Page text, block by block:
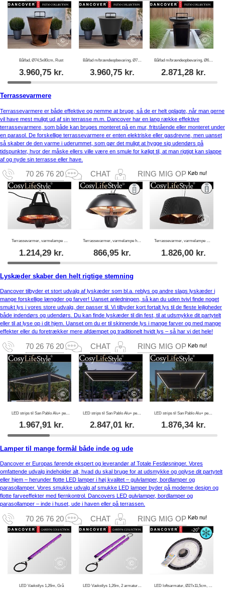
Bålfad, Ø74,5x80cm, Rust
3.960,75kr.
Bålfad m/brændeopbevaring, Ø74,5x80cm, Sort
3.960,75 kr.
Bålfad m/brændeopbevaring, Ø60x73cm, Sort
2.871,28 kr.
Terrassevarmere
Terrassevarmere er både effektive og nemme at bruge, så de er helt oplagte, når man gerne
vil have mest muligt ud af sin terrasse m.m. Dancover har en lang række effektive
terrassevarmere, som både kan bruges monteret på en mur, fritstående eller monteret under
en parasol. De forskellige terrassevarmere er enten elektriske eller gasdrevne, men uanset
så skaber de den varme i uderummet, som gør det muligt at hygge sig udendørs på
tidspunkter, hvor der måske ellers ville være en smule for køligt til, at man rigtigt kan slappe
af og nyde sin terrasse eller have.
70 26 76 20 CHAT RING MIG OP Køb nu!
Terrassevarmer, varmelampe med karbon Irabu, 1500W, Sort
1.214,29kr.
Terrassevarmer, varmelampe halogen MINNA m/fjernbetjening, 1500W, Sort
866,95 kr.
Terrassevarmer, varmelampe med halogen IKEMA m/fjernbetjening, 1500W, Sort
1.826,00 kr.
Lyskæder skaber den helt rigtige stemning
Dancover tilbyder et stort udvalg af lyskæder som bl.a. reblys og andre slags lyskæder i
mange forskellige længder og farver! Uanset anledningen, så kan du uden tvivl finde noget
smukt lys i vores store udvalg, der passer til. Vi tilbyder kort fortalt lys til de fleste lejligheder
både indendørs og udendørs. Du kan finde lyskæder til din fest, til at udsmykke dit partytelt
eller til at lyse op i dit hjem. Uanset om du er til skinnende lys i mange farver og med mange
effekter eller du foretrækker mere afdæmpet og traditionelt hvidt lys – så har vi det hele!
70 26 76 20 CHAT RING MIG OP Køb nu!
1.967,91kr. 2.847,01 kr.
LED strips til San Pablo Alu+ pergola 3x4m, 4 stk., Varm hvid
1.876,34kr.
Lamper til mange formål både inde og ude
Dancover er Europas førende ekspert og leverandør af Totale Festløsninger. Vores
omfattende udvalg indeholder alt, hvad du skal bruge for at udsmykke og oplyse dit partytelt
eller hjem – herunder flotte LED lamper i høj kvalitet – gulvlamper, bordlamper og
parasollamper. Vores smukke udvalg af smukke LED lamper byder på moderne design og
flotte farveeffekter med fjernkontrol. Dancovers LED gulvlamper, bordlamper og
parasollamper – inde i huset, ude i haven eller på terrassen.
70 26 76 20 CHAT RING MIG OP Køb nu!
LED Vækstlys 1,26m, Grå